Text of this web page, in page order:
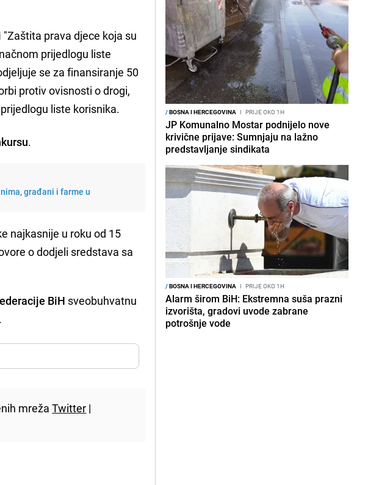
"Zaštita prava djece koja su
prijedlogu liste
se za finansiranje 50
protiv ovisnosti o drogi,
liste korisnika.
.
građani i farme u
najkasnije u roku od 15
o dodjeli sredstava sa
BiH sveobuhvatnu
mrežaTwitter |
/BOSNA I HERCEGOVINA I PRIJE OKO 1H
JP Komunalno Mostar podnijelo nove
krivične prijave: Sumnjaju na lažno
predstavljanje sindikata
/BOSNA I HERCEGOVINA I PRIJE OKO 1H
Alarm širom BiH: Ekstremna suša prazni
izvorišta, gradovi uvode zabrane
potrošnje vode